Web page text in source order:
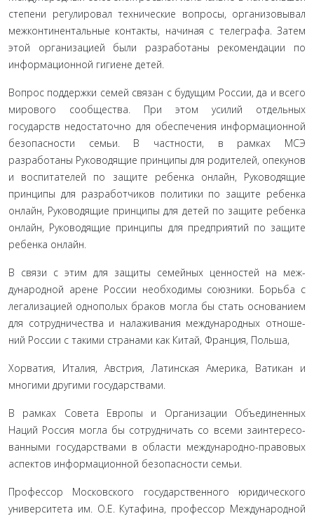
степени регулировал технические вопросы, ор­ганизовывал
межконтинентальные контакты, начиная с телеграфа. Затем
этой организацией были разработаны ре­комендации по
информационной гигиене детей.
Вопрос поддержки семей связан с будущим России, да и всего
мирового сообщества. При этом усилий отдельных
государств недостаточно для обеспечения информационной
безопасности семьи. В частности, в рамках МСЭ
разработаны Руководящие принципы для родителей, опекунов
и воспи­тателей по защите ребенка онлайн, Руководящие
принципы для разработчиков политики по защите ребенка
онлайн, Ру­ководящие принципы для детей по защите ребенка
онлайн, Руководящие принципы для предприятий по защите
ребен­ка онлайн.
В связи с этим для защиты семейных ценностей на меж­
дународной арене России необходимы союзники. Борьба с
легализацией однополых браков могла бы стать основанием
для сотрудничества и налаживания международных отноше­
ний России с такими странами как Китай, Франция, Польша,
Хорватия, Италия, Австрия, Латинская Америка, Ватикан и
многими другими государствами.
В рамках Совета Европы и Организации Объединенных
Наций Россия могла бы сотрудничать со всеми заинтересо­
ванными государствами в области международно-правовых
аспектов информационной безопасности семьи.
Профессор Московского государственного юридическо­го
университета им. О.Е. Кутафина, профессор Междуна­родной